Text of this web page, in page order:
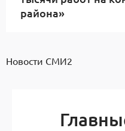
района»
Новости СМИ2